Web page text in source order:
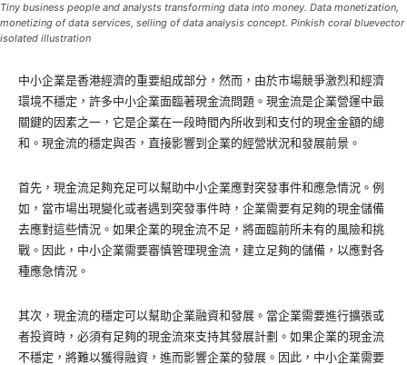
Tiny business people and analysts transforming data into money. Data monetization,
monetizing of data services, selling of data analysis concept. Pinkish coral bluevector
isolated illustration
中小企業是香港經濟的重要組成部分，然而，由於市場競爭激烈和經濟
環境不穩定，許多中小企業面臨著現金流問題。現金流是企業營運中最
關鍵的因素之一，它是企業在一段時間內所收到和支付的現金金額的總
和。現金流的穩定與否，直接影響到企業的經營狀況和發展前景。
首先，現金流足夠充足可以幫助中小企業應對突發事件和應急情況。例
如，當市場出現變化或者遇到突發事件時，企業需要有足夠的現金儲備
去應對這些情況。如果企業的現金流不足，將面臨前所未有的風險和挑
戰。因此，中小企業需要審慎管理現金流，建立足夠的儲備，以應對各
種應急情況。
其次，現金流的穩定可以幫助企業融資和發展。當企業需要進行擴張或
者投資時，必須有足夠的現金流來支持其發展計劃。如果企業的現金流
不穩定，將難以獲得融資，進而影響企業的發展。因此，中小企業需要